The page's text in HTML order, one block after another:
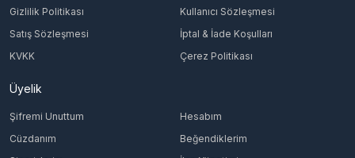
Gizlilik Politikası
Kullanıcı Sözleşmesi
Satış Sözleşmesi
İptal & İade Koşulları
KVKK
Çerez Politikası
Üyelik
Şifremi Unuttum
Hesabım
Cüzdanım
Beğendiklerim